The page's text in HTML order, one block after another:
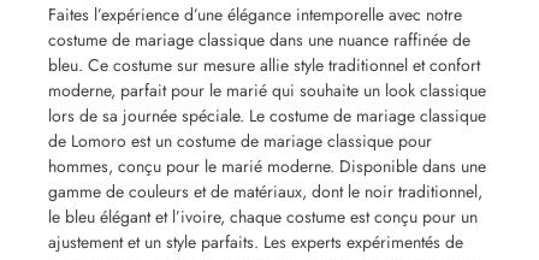
Faites l’expérience d’une élégance intemporelle avec notre
costume de mariage classique dans une nuance raffinée de
bleu. Ce costume sur mesure allie style traditionnel et confort
moderne, parfait pour le marié qui souhaite un look classique
lors de sa journée spéciale. Le costume de mariage classique
de Lomoro est un costume de mariage classique pour
hommes, conçu pour le marié moderne. Disponible dans une
gamme de couleurs et de matériaux, dont le noir traditionnel,
le bleu élégant et l’ivoire, chaque costume est conçu pour un
ajustement et un style parfaits. Les experts expérimentés de